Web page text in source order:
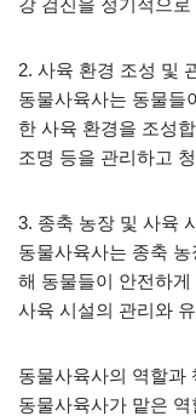
2. 사육 환경 조성 및
동물사육사는 동물들
한 사육 환경을 조성
조명 등을 관리하고
3. 종축 농장 및 사육
동물사육사는 종축
해 동물들이 안전하
사육 시설의 관리와
동물사육사의 역할과
동물사육사가 맡은